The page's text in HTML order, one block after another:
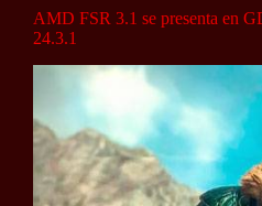
AMD FSR 3.1 se presenta en
24.3.1